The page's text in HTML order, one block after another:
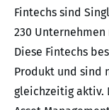
Fintechs sind
230 Unternehmen
Diese Fintechs
Produkt und sind
gleichzeitig aktiv.